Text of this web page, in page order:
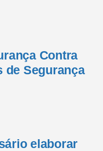
Contra
de Segurança
elaborar